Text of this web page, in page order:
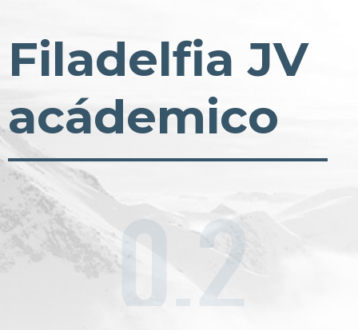
Filadelfia JV
acádemico